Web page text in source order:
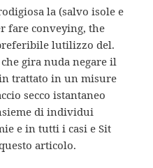
la (salvo isole e
fare conveying, the
lutilizzo del.
gira nuda negare il
trattato in un misure
secco istantaneo
di individui
e in tutti i casi e Sit
articolo.